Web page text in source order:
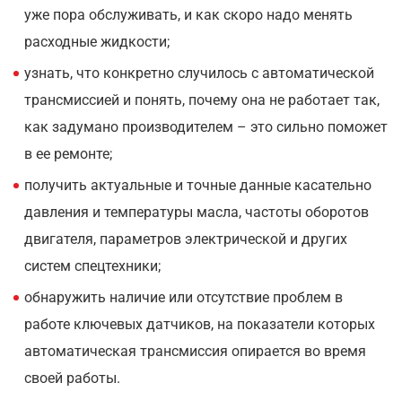
уже пора обслуживать, и как скоро надо менять
расходные жидкости;
узнать, что конкретно случилось с автоматической
трансмиссией и понять, почему она не работает так,
как задумано производителем – это сильно поможет
в ее ремонте;
получить актуальные и точные данные касательно
давления и температуры масла, частоты оборотов
двигателя, параметров электрической и других
систем спецтехники;
обнаружить наличие или отсутствие проблем в
работе ключевых датчиков, на показатели которых
автоматическая трансмиссия опирается во время
своей работы.